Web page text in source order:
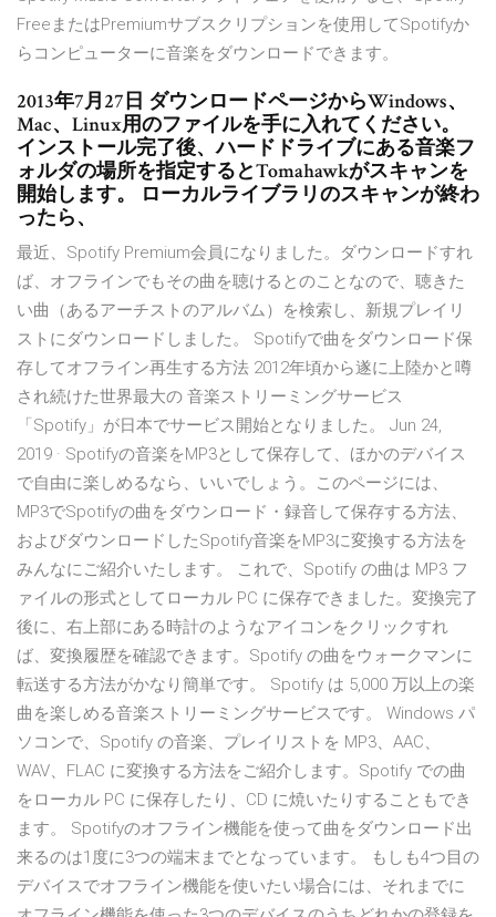
FreeまたはPremiumサブスクリプションを使用してSpotifyか
らコンピューターに音楽をダウンロードできます。
2013年7月27日 ダウンロードページからWindows、
Mac、Linux用のファイルを手に入れてください。
インストール完了後、ハードドライブにある音楽フ
ォルダの場所を指定するとTomahawkがスキャンを
開始します。 ローカルライブラリのスキャンが終わ
ったら、
最近、Spotify Premium会員になりました。ダウンロードすれ
ば、オフラインでもその曲を聴けるとのことなので、聴きた
い曲（あるアーチストのアルバム）を検索し、新規プレイリ
ストにダウンロードしました。 Spotifyで曲をダウンロード保
存してオフライン再生する方法 2012年頃から遂に上陸かと噂
され続けた世界最大の 音楽ストリーミングサービス
「Spotify」が日本でサービス開始となりました。 Jun 24,
2019 · Spotifyの音楽をMP3として保存して、ほかのデバイス
で自由に楽しめるなら、いいでしょう。このページには、
MP3でSpotifyの曲をダウンロード・録音して保存する方法、
およびダウンロードしたSpotify音楽をMP3に変換する方法を
みんなにご紹介いたします。 これで、Spotify の曲は MP3 フ
ァイルの形式としてローカル PC に保存できました。変換完了
後に、右上部にある時計のようなアイコンをクリックすれ
ば、変換履歴を確認できます。Spotify の曲をウォークマンに
転送する方法がかなり簡単です。 Spotify は 5,000 万以上の楽
曲を楽しめる音楽ストリーミングサービスです。 Windows パ
ソコンで、Spotify の音楽、プレイリストを MP3、AAC、
WAV、FLAC に変換する方法をご紹介します。Spotify での曲
をローカル PC に保存したり、CD に焼いたりすることもでき
ます。 Spotifyのオフライン機能を使って曲をダウンロード出
来るのは1度に3つの端末までとなっています。 もしも4つ目の
デバイスでオフライン機能を使いたい場合には、それまでに